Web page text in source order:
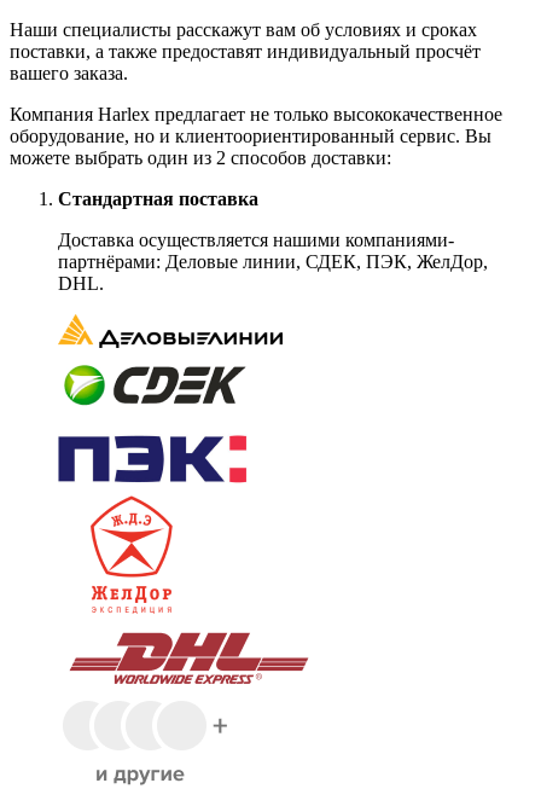
Наши специалисты расскажут вам об условиях и сроках
поставки, а также предоставят индивидуальный просчёт
вашего заказа.
Компания Harlex предлагает не только высококачественное
оборудование, но и клиентоориентированный сервис. Вы
можете выбрать один из 2 способов доставки:
Стандартная поставка
Доставка осуществляется нашими компаниями-
партнёрами: Деловые линии, СДЕК, ПЭК, ЖелДор,
DHL.